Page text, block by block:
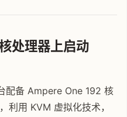
处理器上启动
配备 Ampere One 192 核
利用 KVM 虚拟化技术，